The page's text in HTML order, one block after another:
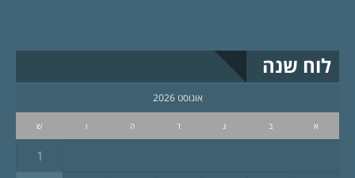
לוח שנה
אוגוסט 2026
א ב ג ד ה ו ש
1